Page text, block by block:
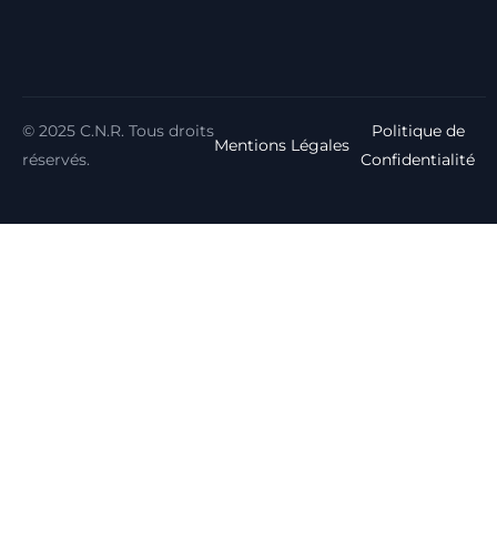
© 2025 C.N.R. Tous droits
réservés.
Mentions Légales
Politique de
Confidentialité